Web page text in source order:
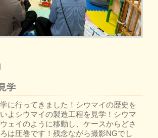
学
に行ってきました！シウマイの歴史を
よシウマイの製造工程を見学！シウマ
ェイのように移動し、ケースからどさ
は圧巻です！残念ながら撮影NGでし